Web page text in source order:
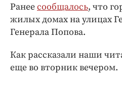
Интересное чтиво
Клиника года
Бренд года
Работодатель года
Ранеесообщалось, что
жилых домах на улицах
Генерала Попова.
Как рассказали наши
еще во вторник вечером.